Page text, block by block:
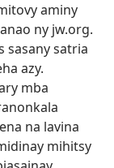
aminy
ny jw.org.
sasany satria
azy.
mba
na lavina
mihitsy